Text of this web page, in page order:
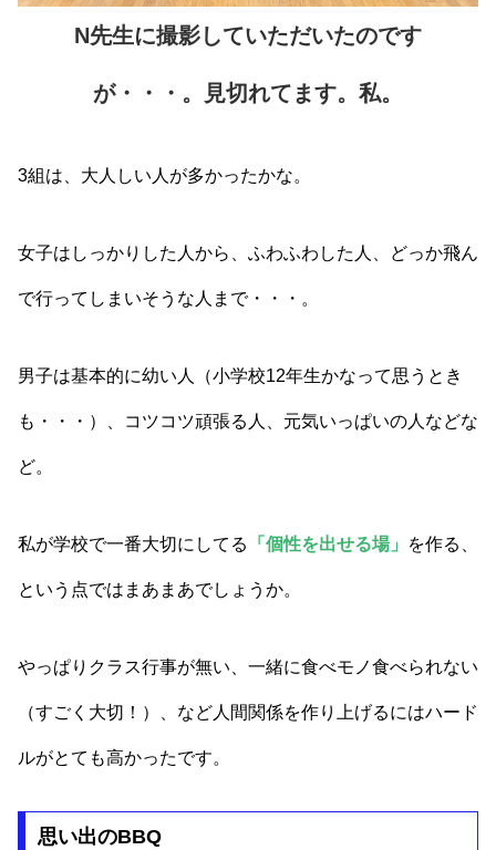
N先生に撮影していただいたのです
が・・・。見切れてます。私。
3組は、大人しい人が多かったかな。
女子はしっかりした人から、ふわふわした人、どっか飛ん
で行ってしまいそうな人まで・・・。
男子は基本的に幼い人（小学校12年生かなって思うとき
も・・・）、コツコツ頑張る人、元気いっぱいの人などな
ど。
私が学校で一番大切にしてる 「個性を出せる場」 を作る、
という点ではまあまあでしょうか。
やっぱりクラス行事が無い、一緒に食べモノ食べられない
（すごく大切！）、など人間関係を作り上げるにはハード
ルがとても高かったです。
思い出のBBQ